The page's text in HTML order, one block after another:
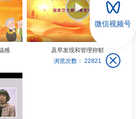
感
及早发现和管理抑郁
浏览次数：22821
微信视频号